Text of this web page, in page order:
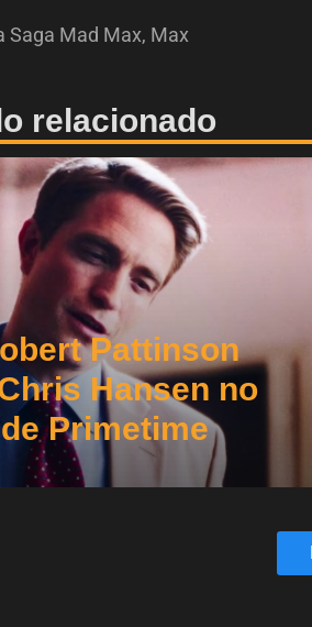
Saga Mad Max, Max
relacionado
Pattinson
Hansen no
Primetime